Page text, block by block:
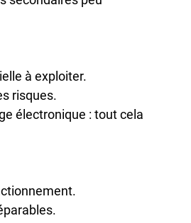
à exploiter.
risques.
électronique : tout cela